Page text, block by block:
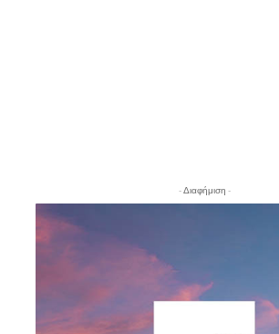
- Διαφήμιση -